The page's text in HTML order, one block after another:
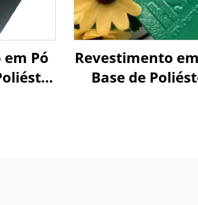
Pó
Revestimento
Base de